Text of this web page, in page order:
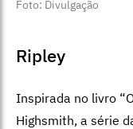
Foto: Divulgação
Ripley
Inspirada no livro
Highsmith, a série